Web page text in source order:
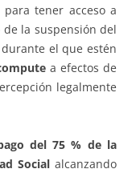
para tener acceso a
la suspensión del
el que estén
a efectos de
legalmente
del 75 % de la
Socialalcanzando